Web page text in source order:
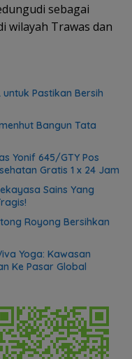
sebagai
wilayah Trawas dan
untuk Pastikan Bersih
Bangun Tata
Yonif 645/GTY Pos
Gratis 1 x 24 Jam
Sains Yang
Royong Bersihkan
Yoga: Kawasan
Ke Pasar Global